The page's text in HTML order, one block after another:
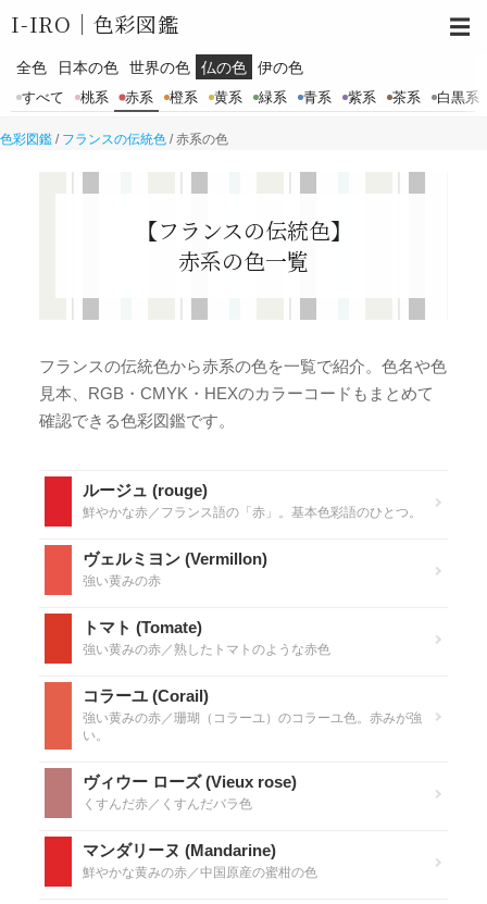
I-IRO｜ 色彩図鑑
全色 日本の色 世界の色 仏の色 伊の色
すべて 桃系 赤系 橙系 黄系 緑系 青系 紫系 茶系 白黒系
☰
色彩図鑑 / フランスの伝統色 /赤系の色
【フランスの伝統色】
赤系の色一覧
フランスの伝統色から赤系の色を一覧で紹介。色名や色
見本、RGB・CMYK・HEXのカラーコードもまとめて
確認できる色彩図鑑です。
ルージュ (rouge)
鮮やかな赤／フランス語の「赤」。基本色彩語のひとつ。
ヴェルミヨン (Vermillon)
強い黄みの赤
トマト (Tomate)
強い黄みの赤／熟したトマトのような赤色
コラーユ (Corail)
強い黄みの赤／珊瑚（コラーユ）のコラーユ色。赤みが強
い。
ヴィウー ローズ (Vieux rose)
くすんだ赤／くすんだバラ色
マンダリーヌ (Mandarine)
鮮やかな黄みの赤／中国原産の蜜柑の色